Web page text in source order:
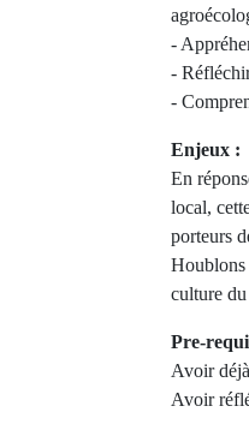
-
-
-
Enjeux :
En
local,
porteurs
Houblons
culture
Pre-
Avoir
Avoir